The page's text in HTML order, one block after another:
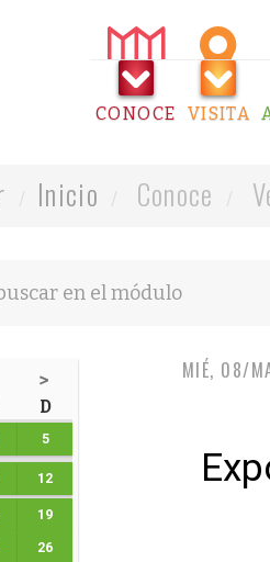
CONOCE VISITA
Inicio Conoce
>
D
5
12
19
26
MIÉ, 08/